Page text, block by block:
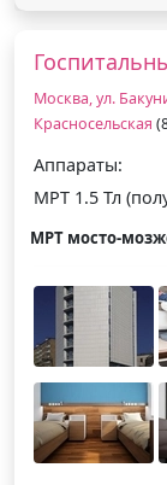
Москва, ул.
Красносельская
Аппараты:
МРТ 1.5 Тл
МРТ мосто-